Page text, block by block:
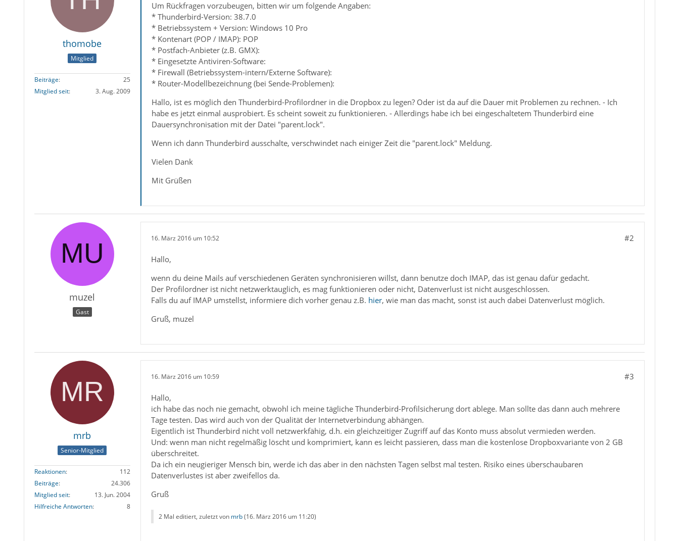
thomobe
Mitglied
Beiträge
25
Mitglied seit
3. Aug. 2009
Um Rückfragen vorzubeugen, bitten wir um folgende Angaben:
* Thunderbird-Version: 38.7.0
* Betriebssystem + Version: Windows 10 Pro
* Kontenart (POP / IMAP): POP
* Postfach-Anbieter (z.B. GMX):
* Eingesetzte Antiviren-Software:
* Firewall (Betriebssystem-intern/Externe Software):
* Router-Modellbezeichnung (bei Sende-Problemen):
Hallo, ist es möglich den Thunderbird-Profilordner in die Dropbox zu legen? Oder ist da auf die Dauer mit Problemen zu rechnen. - Ich
habe es jetzt einmal ausprobiert. Es scheint soweit zu funktionieren. - Allerdings habe ich bei eingeschaltetem Thunderbird eine
Dauersynchronisation mit der Datei "parent.lock".
Wenn ich dann Thunderbird ausschalte, verschwindet nach einiger Zeit die "parent.lock" Meldung.
Vielen Dank
Mit Grüßen
muzel
Gast
16. März 2016 um 10:52 #2
Hallo,
wenn du deine Mails auf verschiedenen Geräten synchronisieren willst, dann benutze doch IMAP, das ist genau dafür gedacht.
Der Profilordner ist nicht netzwerktauglich, es mag funktionieren oder nicht, Datenverlust ist nicht ausgeschlossen.
Falls du auf IMAP umstellst, informiere dich vorher genau z.B. hier, wie man das macht, sonst ist auch dabei Datenverlust möglich.
Gruß, muzel
mrb
Senior-Mitglied
Reaktionen
112
Beiträge
24.306
Mitglied seit
13. Jun. 2004
Hilfreiche Antworten
8
16. März 2016 um 10:59 #3
Hallo,
ich habe das noch nie gemacht, obwohl ich meine tägliche Thunderbird-Profilsicherung dort ablege. Man sollte das dann auch mehrere
Tage testen. Das wird auch von der Qualität der Internetverbindung abhängen.
Eigentlich ist Thunderbird nicht voll netzwerkfähig, d.h. ein gleichzeitiger Zugriff auf das Konto muss absolut vermieden werden.
Und: wenn man nicht regelmäßig löscht und komprimiert, kann es leicht passieren, dass man die kostenlose Dropboxvariante von 2 GB
überschreitet.
Da ich ein neugieriger Mensch bin, werde ich das aber in den nächsten Tagen selbst mal testen. Risiko eines überschaubaren
Datenverlustes ist aber zweifellos da.
Gruß
2 Mal editiert, zuletzt von mrb(16. März 2016 um 11:20)